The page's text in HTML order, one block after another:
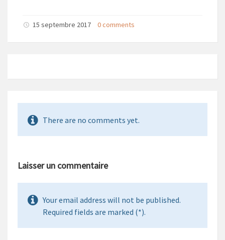
15 septembre 2017 0 comments
There are no comments yet.
Laisser un commentaire
Your email address will not be published.
Required fields are marked (*).